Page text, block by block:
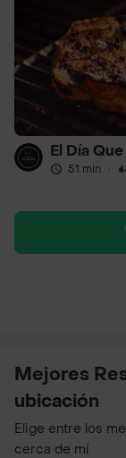
El Día
51 min ·
Mejores
ubicación
Elige entre los
cerca de mí